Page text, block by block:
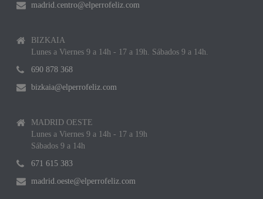
madrid.centro@elperrofeliz.com
BIZKAIA
Lunes a Viernes 9 a 14h - 17 a 19h. Sábados 9 a 14h.
690 878 368
bizkaia@elperrofeliz.com
MADRID OESTE
Lunes a Viernes 9 a 14h - 17 a 19h
Sábados 9 a 14h
671 615 383
madrid.oeste@elperrofeliz.com